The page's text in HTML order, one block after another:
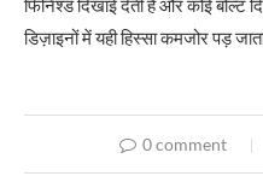
फिनिश्ड दिखाई देती है और कोई
डिज़ाइनों में यही हिस्सा कमजोर पड़
0 comment